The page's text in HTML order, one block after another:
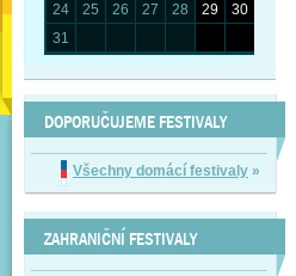
24
25 26 27 28 29
30
31
DOPORUČUJEME FESTIVALY
Všechny domácí festivaly »
ZAHRANIČNÍ FESTIVALY